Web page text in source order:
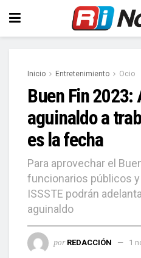
Inicio Entretenimiento Ocio
Buen Fin 2023:
aguinaldo a
es la fecha
Para aprovechar el
funcionarios públicos
ISSSTE podrán
aguinaldo
por REDACCIÓN 1